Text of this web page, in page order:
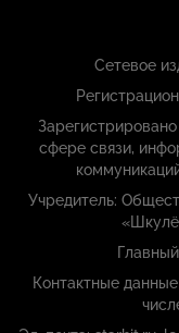
Сетевое
сфере связи,
Учредитель:
Контактные